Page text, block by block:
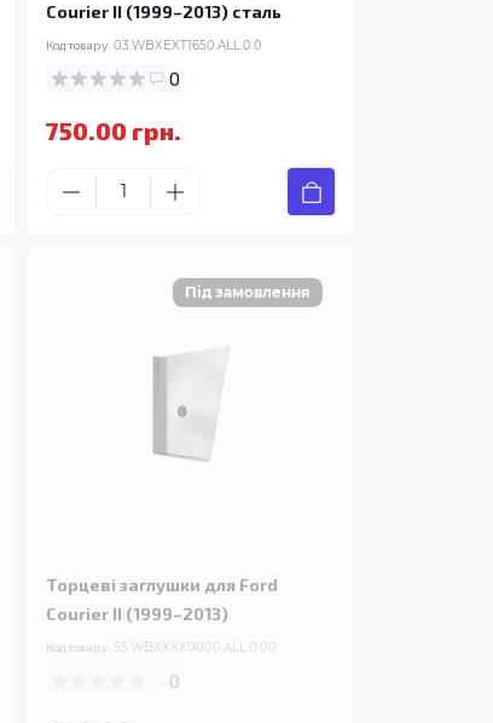
Courier II (1999–2013) сталь
Код товару: 03.WBXEXT1650.ALL.0.0
0
750.00 грн.
Торцеві заглушки для Ford
Courier II (1999–2013)
Код товару: 55.WBXXXX0000.ALL.0.00
0